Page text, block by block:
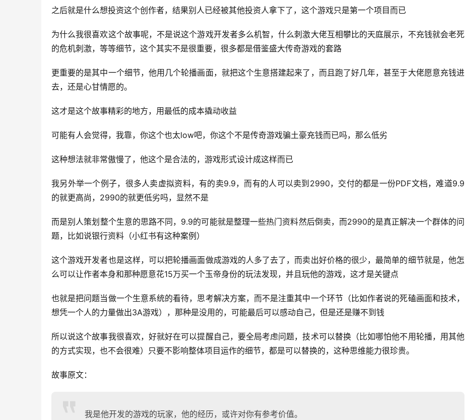
之后就是什么想投资这个创作者，结果别人已经被其他投资人拿下了，这个游戏只是第一个项目而已
为什么我很喜欢这个故事呢，不是说这个游戏开发者多么机智，什么刺激大佬互相攀比的天庭展示，不充钱就会老死
的危机刺激，等等细节，这个其实不是很重要，很多都是借鉴盛大传奇游戏的套路
更重要的是其中一个细节，他用几个轮播画面，就把这个生意搭建起来了，而且跑了好几年，甚至于大佬愿意充钱进
去，还是心甘情愿的。
这才是这个故事精彩的地方，用最低的成本撬动收益
可能有人会觉得，我靠，你这个也太low吧，你这个不是传奇游戏骗土豪充钱而已吗，那么低劣
这种想法就非常傲慢了，他这个是合法的，游戏形式设计成这样而已
我另外举一个例子，很多人卖虚拟资料，有的卖9.9，而有的人可以卖到2990，交付的都是一份PDF文档，难道9.9
的就更高尚，2990的就更低劣吗，显然不是
而是别人策划整个生意的思路不同，9.9的可能就是整理一些热门资料然后倒卖，而2990的是真正解决一个群体的问
题，比如说银行资料（小红书有这种案例）
这个游戏开发者也是这样，可以把轮播画面做成游戏的人多了去了，而卖出好价格的很少，最简单的细节就是，他怎
么可以让作者本身和那种愿意花15万买一个玉帝身份的玩法发现，并且玩他的游戏，这才是关键点
也就是把问题当做一个生意系统的看待，思考解决方案，而不是注重其中一个环节（比如作者说的死磕画面和技术，
想凭一个人的力量做出3A游戏），那种是没用的，可能最后可以感动自己，但是还是赚不到钱
所以说这个故事我很喜欢，好就好在可以提醒自己，要全局考虑问题，技术可以替换（比如哪怕他不用轮播，用其他
的方式实现，也不会很难）只要不影响整体项目运作的细节，都是可以替换的，这种思维能力很珍贵。
故事原文：
我是他开发的游戏的玩家，他的经历，或许对你有参考价值。